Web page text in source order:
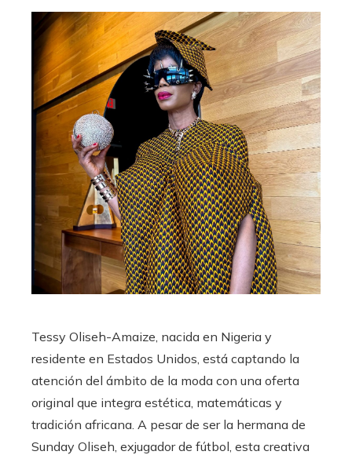
Tessy Oliseh-Amaize, nacida en Nigeria y
residente en Estados Unidos, está captando la
atención del ámbito de la moda con una oferta
original que integra estética, matemáticas y
tradición africana. A pesar de ser la hermana de
Sunday Oliseh, exjugador de fútbol, esta creativa